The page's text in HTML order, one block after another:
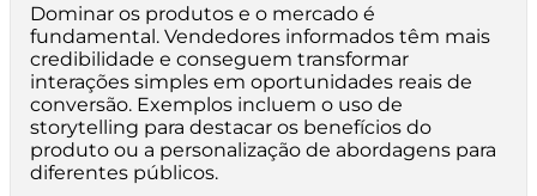
Dominar os produtos e o mercado é
fundamental. Vendedores informados têm mais
credibilidade e conseguem transformar
interações simples em oportunidades reais de
conversão. Exemplos incluem o uso de
storytelling para destacar os benefícios do
produto ou a personalização de abordagens para
diferentes públicos.